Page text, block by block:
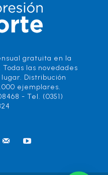
gratuita en la
las novedades
Distribución
ejemplares.
- Tel. (0351)